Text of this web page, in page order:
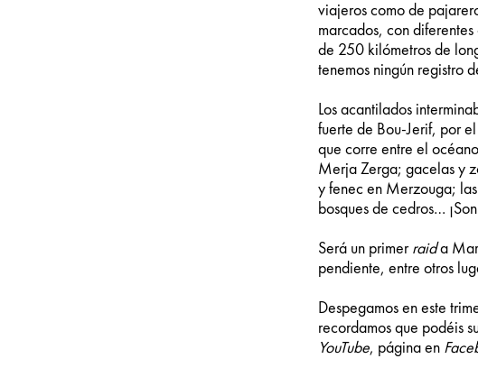
viajeros como de
marcados, con
de 250 kilómetros de
tenemos ningún registro
Los acantilados
fuerte de Bou-Jerif, por
que corre entre el
Merja Zerga; gacelas y
y fenec en Merzouga;
bosques de cedros…
Será un primer raida
pendiente, entre otros
Despegamos en este
recordamos que podéis
YouTube, página en